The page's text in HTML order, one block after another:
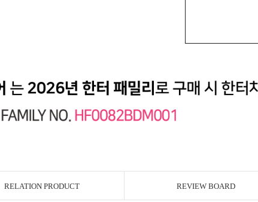
RELATION PRODUCT REVIEW BOARD